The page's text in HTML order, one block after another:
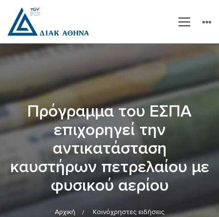
Πρόγραμμα του ΕΣΠΑ
επιχορηγεί την
αντικατάσταση
καυστήρων πετρελαίου με
φυσικού αερίου
Αρχική
Κοινόχρηστες ειδήσεις